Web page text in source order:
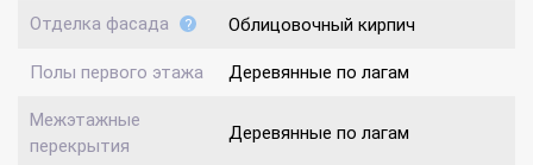
Отделка фасада Облицовочный кирпич
Полы первого этажа Деревянные по лагам
Межэтажные
перекрытия
Деревянные по лагам